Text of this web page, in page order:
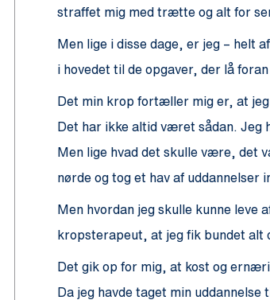
straffet mig med trætte og alt for
Men lige i disse dage, er jeg – helt
i hovedet til de opgaver, der lå
Det min krop fortæller mig er, at
Det har ikke altid været sådan. Jeg
Men lige hvad det skulle være, det
nørde og tog et hav af uddannelser
Men hvordan jeg skulle kunne leve
kropsterapeut, at jeg fik bundet alt
Det gik op for mig, at kost og
Da jeg havde taget min